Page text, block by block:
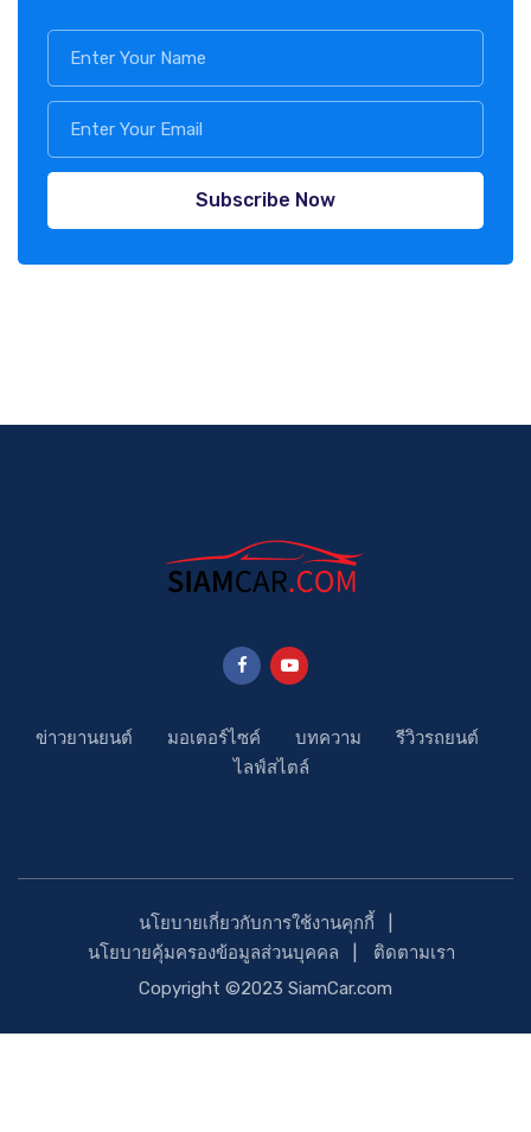
Subscribe Now
ข่าวยานยนต์ มอเตอร์ไซค์ บทความ
รีวิวรถยนต์
ไลฟ์สไตล์
นโยบายเกี่ยวกับการใช้งานคุกกี้
นโยบายคุ้มครองข้อมูลส่วนบุคคล
ติดตามเรา
Copyright ©2023 SiamCar.com